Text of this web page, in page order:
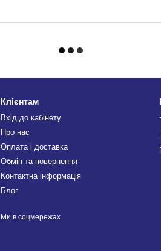
Клієнтам
Вхід до кабінету
Про нас
Оплата і доставка
Обмін та повернення
Контактна інформація
Блог
Ми в соцмережах